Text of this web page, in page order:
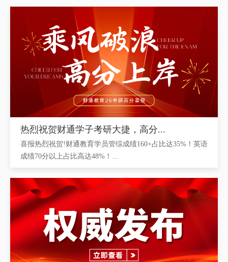
热烈祝贺财通学子考研大捷，高分...
喜报热烈祝贺!财通教育学员管综成绩160+占比达35%！英语
成绩70分以上占比高达48%！...